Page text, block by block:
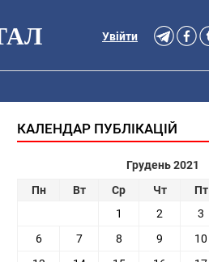
Увійти
КАЛЕНДАР ПУБЛІКАЦІЙ
Грудень 2021
Пн
Вт Ср Чт Пт
1
2 3
6
7 8 9 10